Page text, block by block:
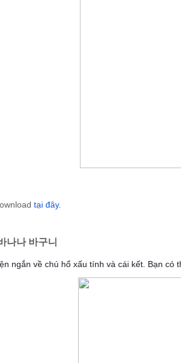
tại đây.
나나 바구니
ngắn về chú hổ xấu tính và cái kết. Bạn